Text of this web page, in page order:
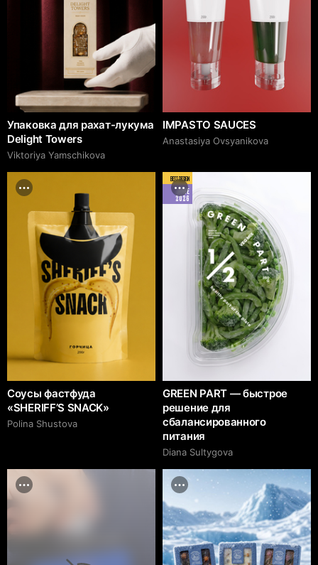
Упаковка для рахат-лукума
Delight Towers
Viktoriya Yamschikova
IMPASTO SAUCES
Anastasiya Ovsyanikova
Соусы фастфуда
«SHERIFF’S SNACK»
Polina Shustova
BEST DESIGN
JUNE
2026
GREEN PART — быстрое
решение для
сбалансированного
питания
Diana Sultygova